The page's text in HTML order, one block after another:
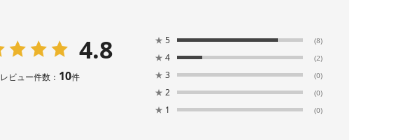
4.8
レビュー件数： 10件
★ 5 (8)
★ 4 (2)
★ 3 (0)
★ 2 (0)
★ 1 (0)